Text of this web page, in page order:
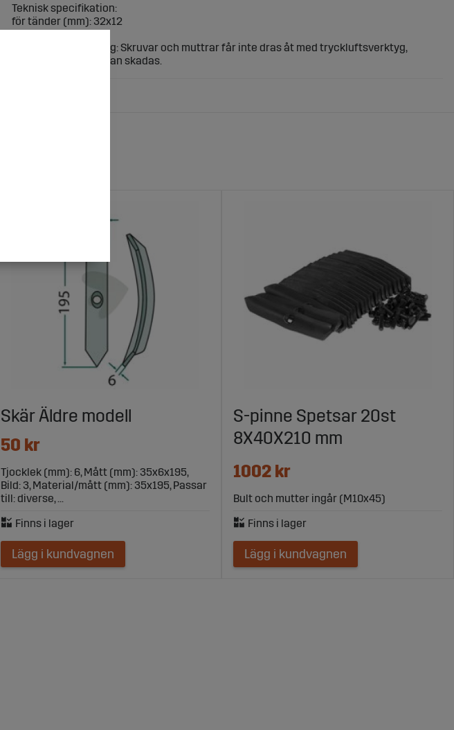
Teknisk specifikation:
för tänder (mm): 32x12
Ram (mm): 50x50
Monteringsanvisning: Skruvar och muttrar får inte dras åt med tryckluftsverktyg,
eftersom slitdelen kan skadas.
Skär Äldre modell
50 kr
Tjocklek (mm): 6, Mått (mm): 35x6x195,
Bild: 3, Material/mått (mm): 35x195, Passar
till: diverse, ...
Lägg i kundvagnen
S-pinne Spetsar 20st
8X40X210 mm
1002 kr
Bult och mutter ingår (M10x45)
Lägg i kundvagnen